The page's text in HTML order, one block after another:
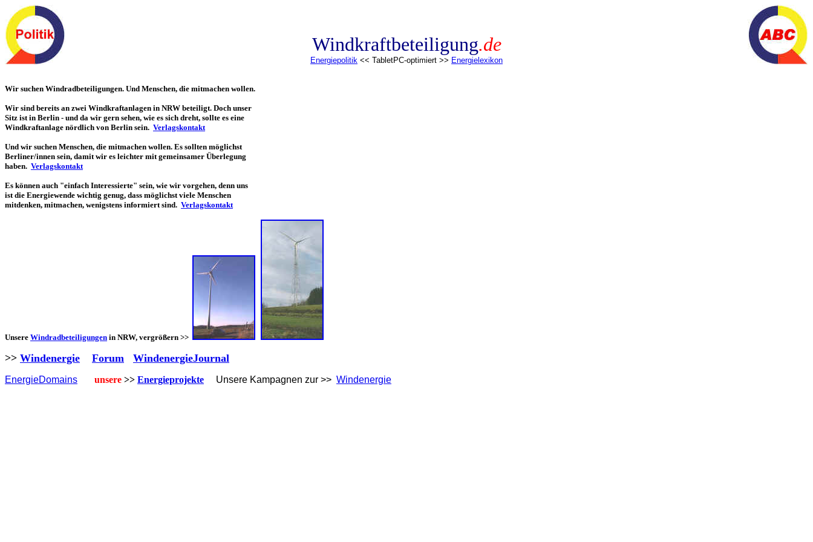
Windkraftbeteiligung.de
Energiepolitik << TabletPC-optimiert >> Energielexikon
Wir suchen Windradbeteiligungen. Und Menschen, die mitmachen wollen.
Wir sind bereits an zwei Windkraftanlagen in NRW beteiligt. Doch unser
Sitz ist in Berlin - und da wir gern sehen, wie es sich dreht, sollte es eine
Windkraftanlage nördlich von Berlin sein. Verlagskontakt
Und wir suchen Menschen, die mitmachen wollen. Es sollten möglichst
Berliner/innen sein, damit wir es leichter mit gemeinsamer Überlegung
haben. Verlagskontakt
Es können auch "einfach Interessierte" sein, wie wir vorgehen, denn uns
ist die Energiewende wichtig genug, dass möglichst viele Menschen
mitdenken, mitmachen, wenigstens informiert sind. Verlagskontakt
Unsere Windradbeteiligungen in NRW, vergrößern >>
>> Windenergie Forum WindenergieJournal
EnergieDomains unsere >> Energieprojekte Unsere Kampagnen zur >> Windenergie